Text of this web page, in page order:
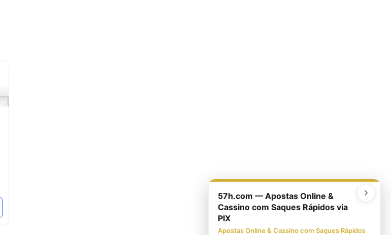
57h.com — Apostas Online &
Cassino com Saques Rápidos via
PIX
Apostas Online & Cassino com Saques Rápidos